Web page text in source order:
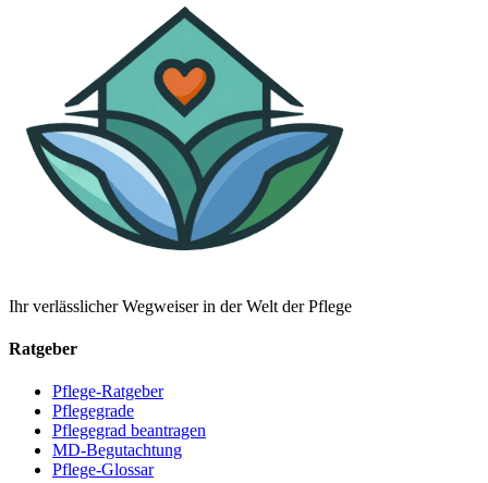
Ihr verlässlicher Wegweiser in der Welt der Pflege
Ratgeber
Pflege-Ratgeber
Pflegegrade
Pflegegrad beantragen
MD-Begutachtung
Pflege-Glossar